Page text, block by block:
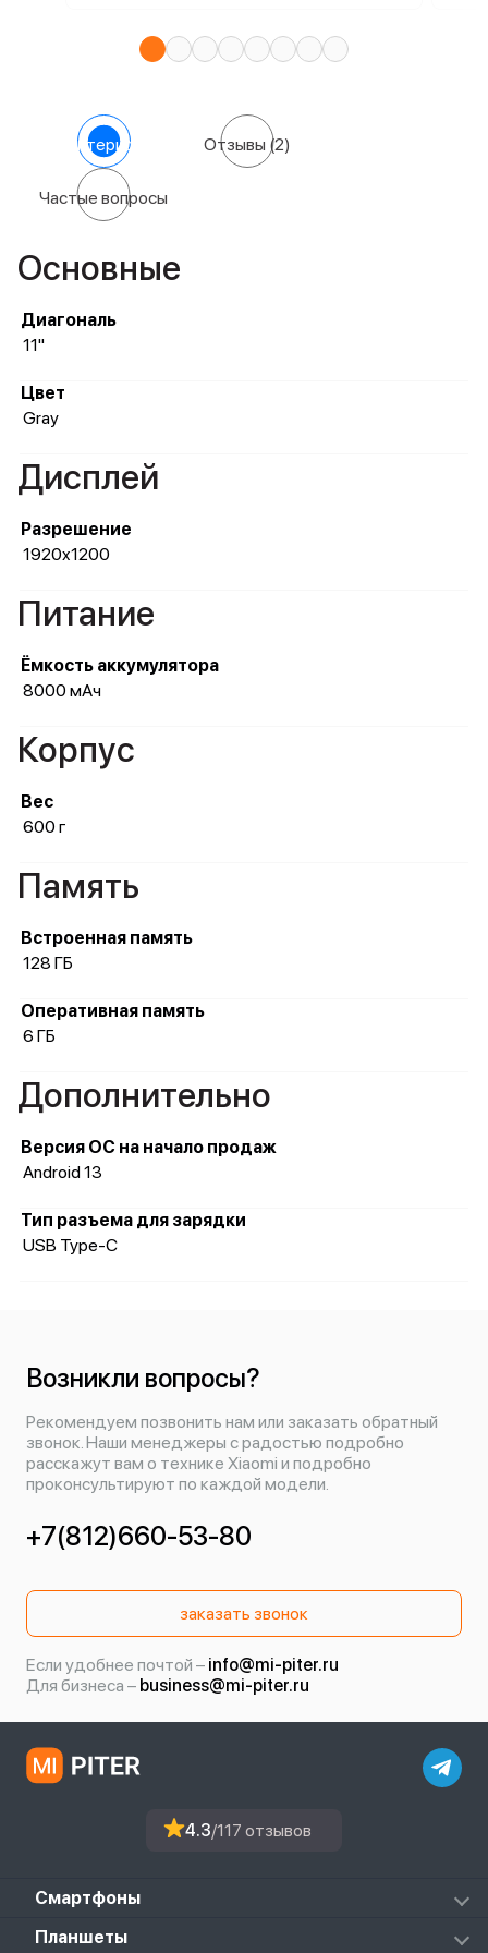
Характеристики Отзывы (2)
Частые вопросы
Основные
Диагональ
11"
Цвет
Gray
Дисплей
Разрешение
1920x1200
Питание
Ёмкость аккумулятора
8000 мАч
Корпус
Вес
600 г
Память
Встроенная память
128 ГБ
Оперативная память
6 ГБ
Дополнительно
Версия ОС на начало продаж
Android 13
Тип разъема для зарядки
USB Type-C
Возникли вопросы?
Рекомендуем позвонить нам или заказать обратный
звонок. Наши менеджеры с радостью подробно
расскажут вам о технике Xiaomi и подробно
проконсультируют по каждой модели.
+7(812)660-53-80
заказать звонок
Если удобнее почтой – info@mi-piter.ru
Для бизнеса – business@mi-piter.ru
4.3/117 отзывов
Смартфоны
Redmi
Планшеты